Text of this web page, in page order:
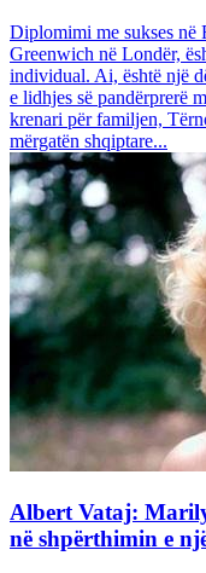
Diplomimi me sukses
Greenwich në Londër,
individual. Ai, është një
e lidhjes së pandërprerë
krenari për familjen,
mërgatën shqiptare...
Albert Vataj:
në shpërthimin e